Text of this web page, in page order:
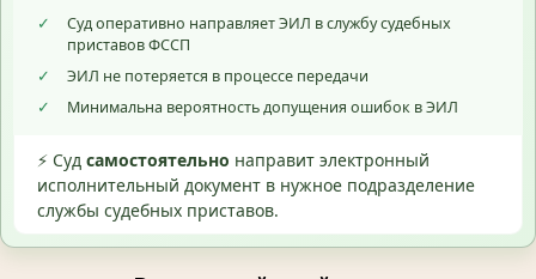
✓
Суд оперативно направляет ЭИЛ в службу судебных
приставов ФССП
✓
ЭИЛ не потеряется в процессе передачи
✓
Минимальна вероятность допущения ошибок в ЭИЛ
⚡ Суд самостоятельно направит электронный
исполнительный документ в нужное подразделение
службы судебных приставов.